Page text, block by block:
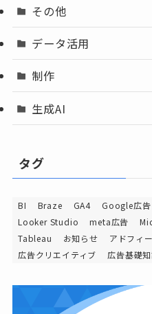
その他
データ活用
制作
生成AI
タグ
BI Braze GA4 Google広告
Looker Studio
meta広告
Tableau
お知らせ アドフィ
広告クリエイティブ
広告基礎